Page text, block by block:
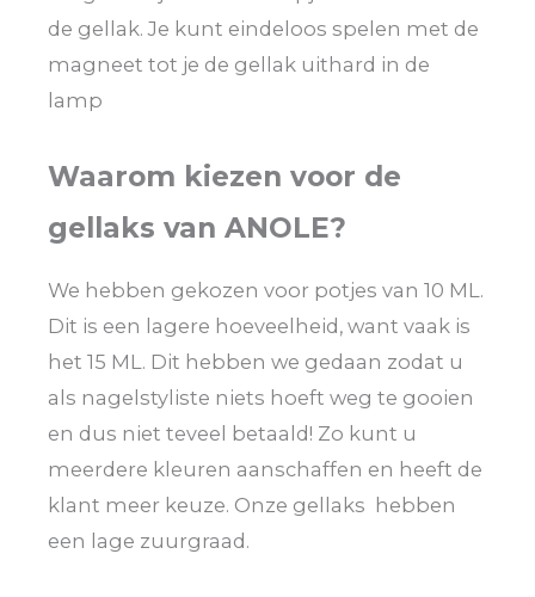
de gellak. Je kunt eindeloos spelen met de
magneet tot je de gellak uithard in de
lamp
Waarom kiezen voor de
gellaks van ANOLE?
We hebben gekozen voor potjes van 10 ML.
Dit is een lagere hoeveelheid, want vaak is
het 15 ML. Dit hebben we gedaan zodat u
als nagelstyliste niets hoeft weg te gooien
en dus niet teveel betaald! Zo kunt u
meerdere kleuren aanschaffen en heeft de
klant meer keuze. Onze gellaks hebben
een lage zuurgraad.